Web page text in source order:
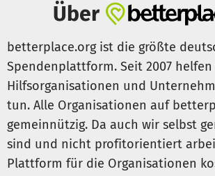
Über
betterplace.org ist die größte
Spendenplattform. Seit 2007
Hilfsorganisationen und
tun. Alle Organisationen auf
gemeinnützig. Da auch wir selbst
sind und nicht profitorientiert
Plattform für die Organisationen